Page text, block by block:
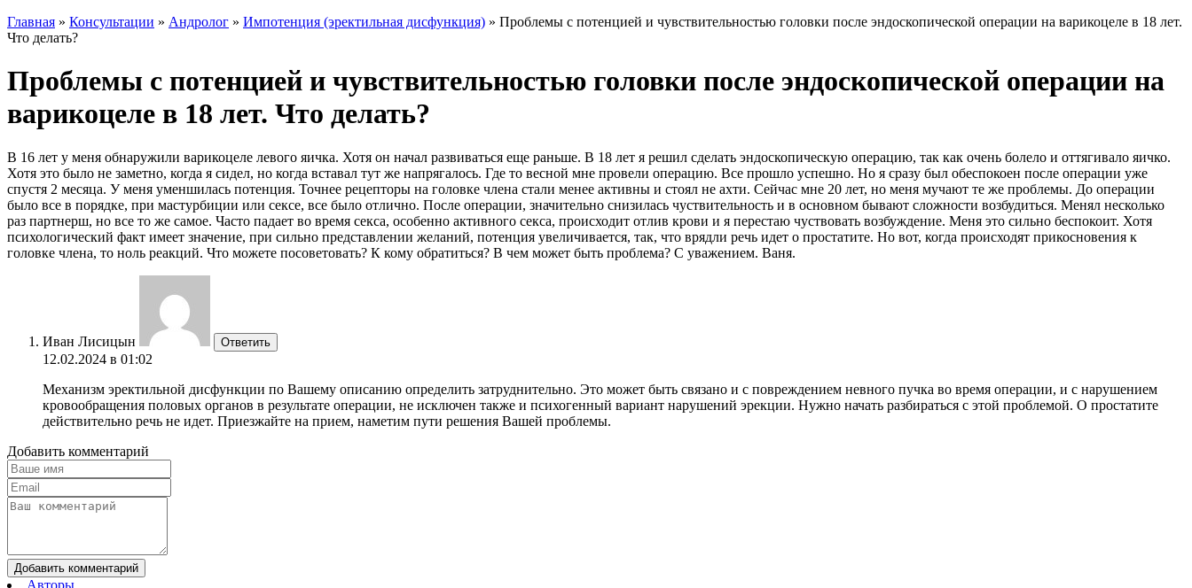
Главная » Консультации » Андролог » Импотенция (эректильная дисфункция) » Проблемы с потенцией и чувствительностью головки после эндоскопической операции на варикоцеле в 18 лет.
Что делать?
Проблемы с потенцией и чувствительностью головки после эндоскопической операции на
варикоцеле в 18 лет. Что делать?
В 16 лет у меня обнаружили варикоцеле левого яичка. Хотя он начал развиваться еще раньше. В 18 лет я решил сделать эндоскопическую операцию, так как очень болело и оттягивало яичко.
Хотя это было не заметно, когда я сидел, но когда вставал тут же напрягалось. Где то весной мне провели операцию. Все прошло успешно. Но я сразу был обеспокоен после операции уже
спустя 2 месяца. У меня уменшилась потенция. Точнее рецепторы на головке члена стали менее активны и стоял не ахти. Сейчас мне 20 лет, но меня мучают те же проблемы. До операции
было все в порядке, при мастурбиции или сексе, все было отлично. После операции, значительно снизилась чуствительность и в основном бывают сложности возбудиться. Менял несколько
раз партнерш, но все то же самое. Часто падает во время секса, особенно активного секса, происходит отлив крови и я перестаю чуствовать возбуждение. Меня это сильно беспокоит. Хотя
психологический факт имеет значение, при сильно представлении желаний, потенция увеличивается, так, что врядли речь идет о простатите. Но вот, когда происходят прикосновения к
головке члена, то ноль реакций. Что можете посоветовать? К кому обратиться? В чем может быть проблема? С уважением. Ваня.
Иван Лисицын Ответить
12.02.2024 в 01:02
Механизм эректильной дисфункции по Вашему описанию определить затруднительно. Это может быть связано и с повреждением невного пучка во время операции, и с нарушением
кровообращения половых органов в результате операции, не исключен также и психогенный вариант нарушений эрекции. Нужно начать разбираться с этой проблемой. О простатите
действительно речь не идет. Приезжайте на прием, наметим пути решения Вашей проблемы.
Добавить комментарий
Добавить комментарий
Авторы